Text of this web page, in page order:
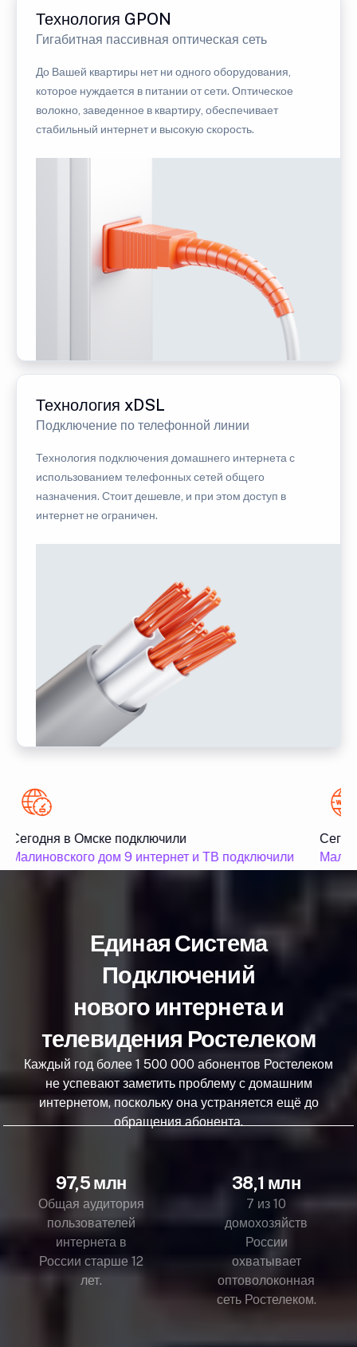
Технология GPON
Гигабитная пассивная оптическая сеть
До Вашей квартиры нет ни одного оборудования,
которое нуждается в питании от сети. Оптическое
волокно, заведенное в квартиру, обеспечивает
стабильный интернет и высокую скорость.
Технология xDSL
Подключение по телефонной линии
Технология подключения домашнего интернета с
использованием телефонных сетей общего
назначения. Стоит дешевле, и при этом доступ в
интернет не ограничен.
Сегодня в Омске подключили
Малиновского дом 9 интернет и ТВ подключили
Единая Система
Подключений
нового интернета и
телевидения Ростелеком
Каждый год более 1 500 000 абонентов Ростелеком
не успевают заметить проблему с домашним
интернетом, поскольку она устраняется ещё до
обращения абонента.
97,5 млн
Общая аудитория
пользователей
интернета в
России старше 12
лет.
38,1 млн
7 из 10
домохозяйств
России
охватывает
оптоволоконная
сеть Ростелеком.